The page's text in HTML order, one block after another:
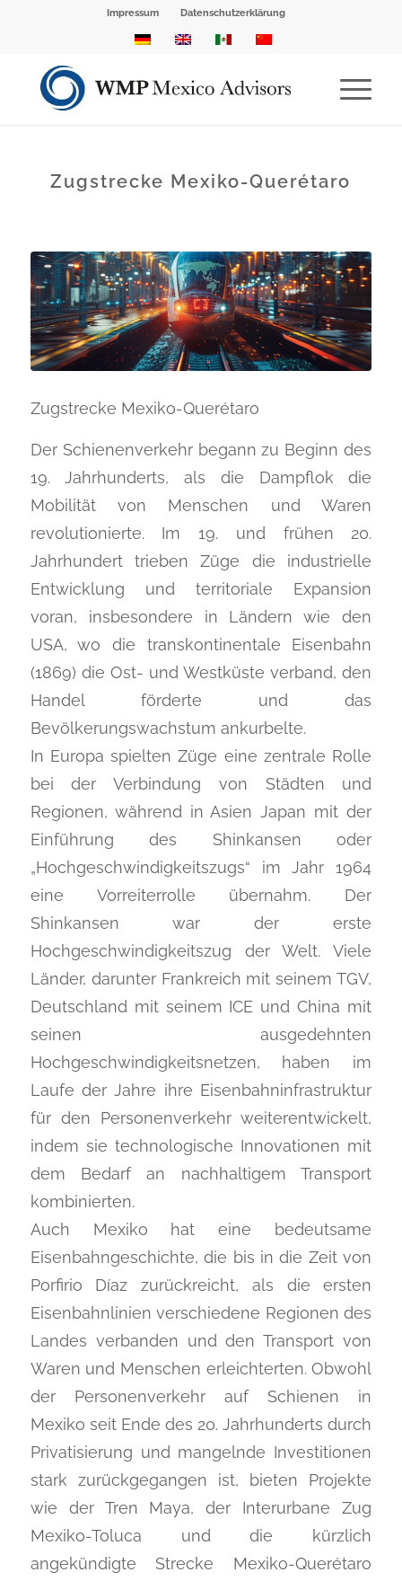
Impressum Datenschutzerklärung
Zugstrecke Mexiko-Querétaro
Zugstrecke Mexiko-Querétaro
Der Schienenverkehr begann zu Beginn des
19. Jahrhunderts, als die Dampflok die
Mobilität von Menschen und Waren
revolutionierte. Im 19. und frühen 20.
Jahrhundert trieben Züge die industrielle
Entwicklung und territoriale Expansion
voran, insbesondere in Ländern wie den
USA, wo die transkontinentale Eisenbahn
(1869) die Ost- und Westküste verband, den
Handel förderte und das
Bevölkerungswachstum ankurbelte.
In Europa spielten Züge eine zentrale Rolle
bei der Verbindung von Städten und
Regionen, während in Asien Japan mit der
Einführung des Shinkansen oder
„Hochgeschwindigkeitszugs“ im Jahr 1964
eine Vorreiterrolle übernahm. Der
Shinkansen war der erste
Hochgeschwindigkeitszug der Welt. Viele
Länder, darunter Frankreich mit seinem TGV,
Deutschland mit seinem ICE und China mit
seinen ausgedehnten
Hochgeschwindigkeitsnetzen, haben im
Laufe der Jahre ihre Eisenbahninfrastruktur
für den Personenverkehr weiterentwickelt,
indem sie technologische Innovationen mit
dem Bedarf an nachhaltigem Transport
kombinierten.
Auch Mexiko hat eine bedeutsame
Eisenbahngeschichte, die bis in die Zeit von
Porfirio Díaz zurückreicht, als die ersten
Eisenbahnlinien verschiedene Regionen des
Landes verbanden und den Transport von
Waren und Menschen erleichterten. Obwohl
der Personenverkehr auf Schienen in
Mexiko seit Ende des 20. Jahrhunderts durch
Privatisierung und mangelnde Investitionen
stark zurückgegangen ist, bieten Projekte
wie der Tren Maya, der Interurbane Zug
Mexiko-Toluca und die kürzlich
angekündigte Strecke Mexiko-Querétaro